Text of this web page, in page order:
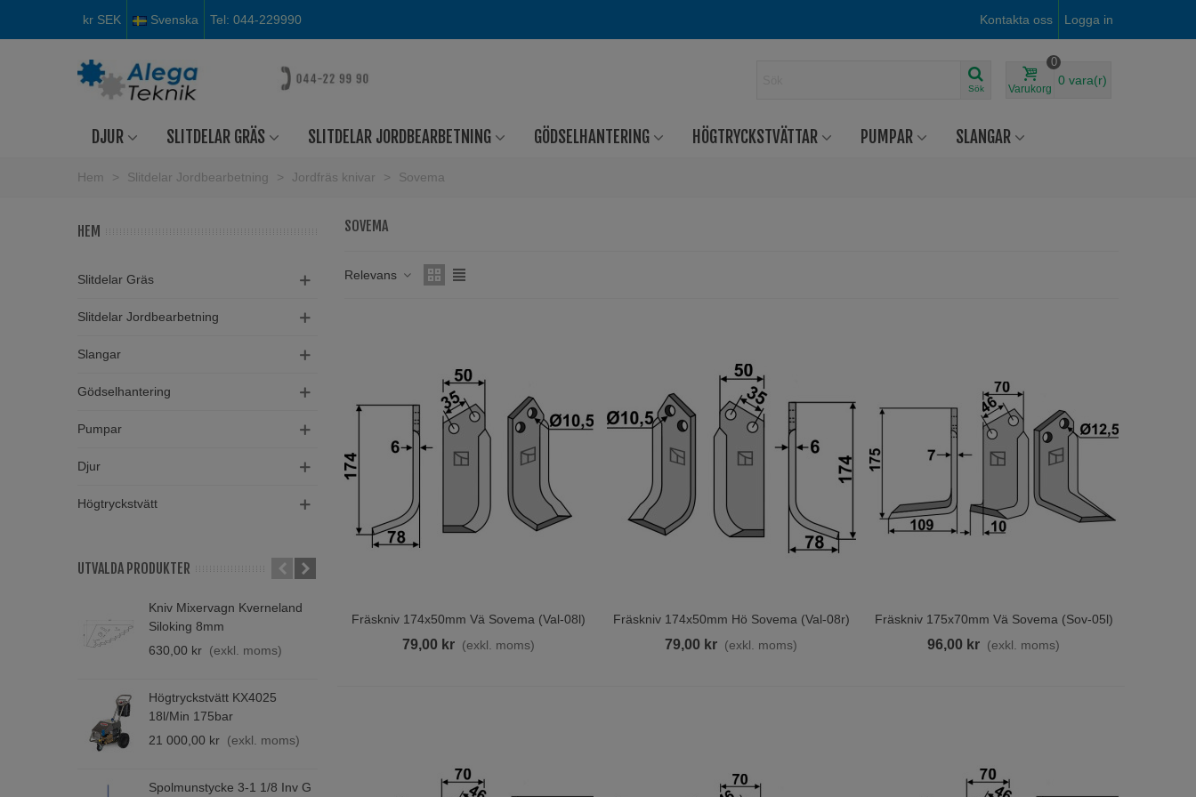
kr SEK Svenska Tel: 044-229990 Kontakta oss Logga in
Sök Varukorg
0
0 vara(r)
DJUR SLITDELAR GRÄS SLITDELAR JORDBEARBETNING GÖDSELHANTERING HÖGTRYCKSTVÄTTAR PUMPAR SLANGAR
Hem > Slitdelar Jordbearbetning > Jordfräs knivar > Sovema
HEM
Slitdelar Gräs
Slitdelar Jordbearbetning
Slangar
Gödselhantering
Pumpar
Djur
Högtryckstvätt
UTVALDA PRODUKTER
Kniv Mixervagn Kverneland
Siloking 8mm
630,00 kr (exkl. moms)
Högtryckstvätt KX4025
18l/min 175bar
21 000,00 kr (exkl. moms)
Spolmunstycke 3-1 1/8 Inv G
Hetvattentvätt 200/21
44 500,00 kr
(exkl. moms)
Kniv Foderblandare JF-Stoll
SOVEMA
Relevans
Lägg Till I Varukorgen
Fräskniv 174x50mm Vä Sovema (val-08l)
79,00 kr (exkl. moms)
Lägg Till I Varukorgen
Fräskniv 174x50mm Hö Sovema (val-08r)
79,00 kr (exkl. moms)
Lägg Till I Varukorgen
Fräskniv 175x70mm Vä Sovema (sov-05l)
96,00 kr (exkl. moms)